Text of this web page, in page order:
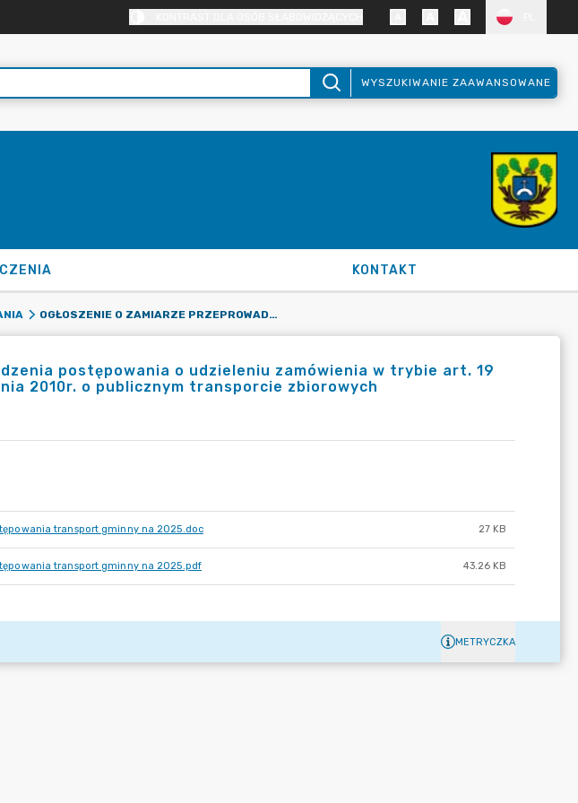
WYSZUKIWANIE ZAAWANSOWANE
KONTAKT
OGŁOSZENIE O ZAMIARZE PRZEPROWADZENIA POSTĘPOWANIA O UDZIELENIU ZAMÓWIENIA W TRYBIE ART. 19 UST. 1 PKT. 1 USTAWY Z DNIA 16 GRUDNIA 2010R. O PUBLICZNYM TRANSPORCIE ZBIOROWYCH
postępowania o udzieleniu zamówienia w trybie art. 19
2010r. o publicznym transporcie zbiorowych
transport gminny na 2025.doc 27 KB
transport gminny na 2025.pdf 43.26 KB
METRYCZKA